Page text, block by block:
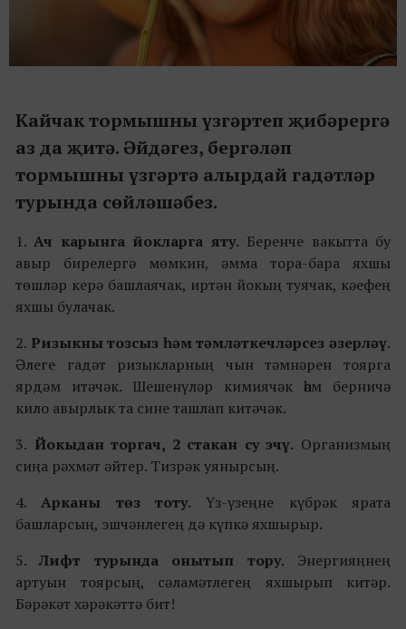
Кайчак тормышны үзгәртеп җибәрергә
аз да җитә. Әйдәгез, бергәләп
тормышны үзгәртә алырдай гадәтләр
турында сөйләшәбез.
1.Ач карынга йокларга яту. Беренче вакытта бу
авыр бирелергә мөмкин, әмма тора-бара яхшы
төшләр керә башлаячак, иртән йокың туячак, кәефең
яхшы булачак.
2. Ризыкны тозсыз һәм тәмләткечләрсез әзерләү.
Әлеге гадәт ризыкларның чын тәмнәрен тоярга
ярдәм итәчәк. Шешенүләр кимиячәк һәм берничә
кило авырлык та сине ташлап китәчәк.
3. Йокыдан торгач, 2 стакан су эчү. Организмың
сиңа рәхмәт әйтер. Тизрәк уянырсың.
4.Арканы төз тоту. Үз-үзеңне күбрәк ярата
башларсың, эшчәнлегең дә күпкә яхшырыр.
5.Лифт турында онытып тору. Энергияңнең
артуын тоярсың, сәламәтлегең яхшырып китәр.
Бәрәкәт хәрәкәттә бит!